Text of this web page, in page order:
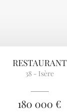
RESTAURANT
38 - Isère
180 000 €